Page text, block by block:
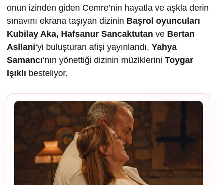
onun izinden giden Cemre’nin hayatla ve aşkla derin
sınavını ekrana taşıyan dizinin Başrol oyuncuları
Kubilay Aka, Hafsanur Sancaktutan ve Bertan
Asllani‘yi buluşturan afişi yayınlandı. Yahya
Samancı‘nın yönettiği dizinin müziklerini Toygar
Işıklı besteliyor.